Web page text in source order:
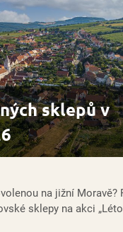
sklepů v
na jižní Moravě?
sklepy na akci „Léto